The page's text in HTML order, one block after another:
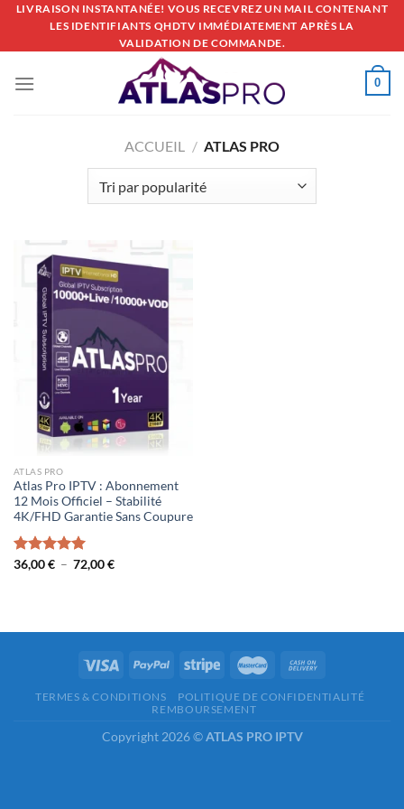
Passer
contenu
LIVRAISON INSTANTANÉE! VOUS RECEVREZ UN MAIL CONTENANT
LES IDENTIFIANTS QHDTV IMMÉDIATEMENT APRÈS LA
VALIDATION DE COMMANDE.
0
ACCUEIL / ATLAS PRO
ATLAS PRO
Atlas Pro IPTV : Abonnement
12 Mois Officiel – Stabilité
4K/FHD Garantie Sans Coupure
Note5.00
36,00€ – 72,00€Plage
TERMES & CONDITIONS
POLITIQUE DE CONFIDENTIALITÉ
REMBOURSEMENT
Copyright 2026 ©ATLAS PRO IPTV